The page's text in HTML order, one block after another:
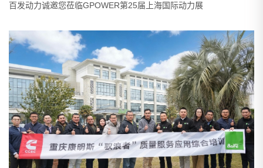
百发动力诚邀您莅临GPOWER第25届上海国际动力展